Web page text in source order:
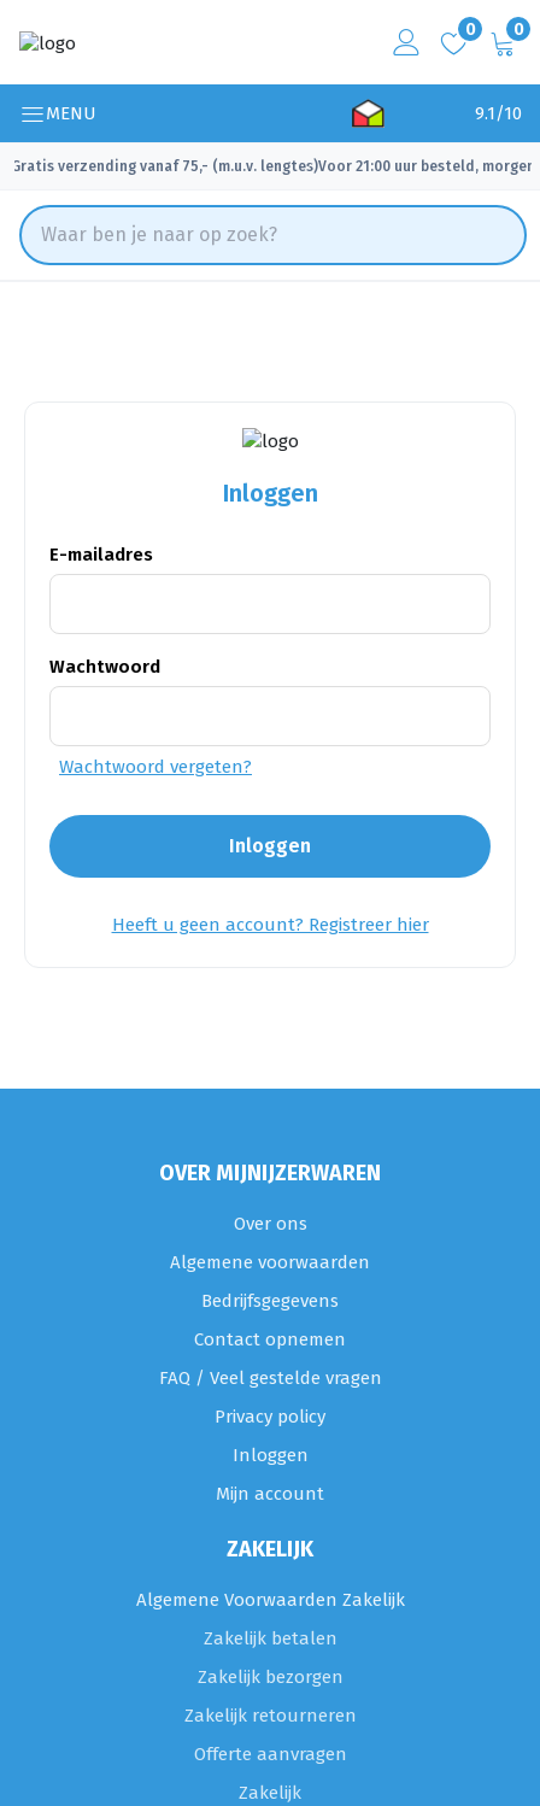
0 0
MENU 9.1/10
Gratis verzending vanaf 75,- (m.u.v. lengtes)
✓ Voor 21:00 uur besteld, morgen
Inloggen
E-mailadres
Wachtwoord
Wachtwoord vergeten?
Inloggen
Heeft u geen account? Registreer hier
OVER MIJNIJZERWAREN
Over ons
Algemene voorwaarden
Bedrijfsgegevens
Contact opnemen
FAQ / Veel gestelde vragen
Privacy policy
Inloggen
Mijn account
ZAKELIJK
Algemene Voorwaarden Zakelijk
Zakelijk betalen
Zakelijk bezorgen
Zakelijk retourneren
Offerte aanvragen
Zakelijk